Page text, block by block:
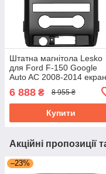
Штатна магнітола Lesko
для Ford F-150 Google
Auto AC 2008-2014 екран
9" 2/32Gb Wi-Fi GPS
Форд
6 888 ₴ 8 955 ₴
Купити
Акційні пропозиції
–23%